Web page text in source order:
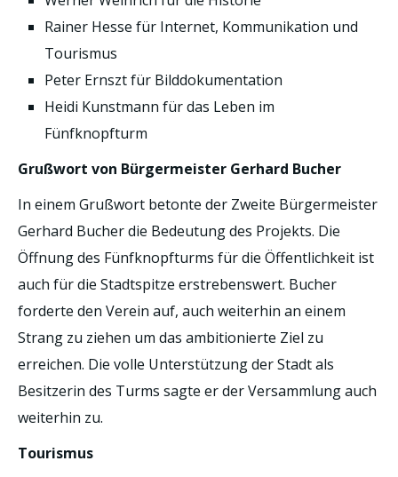
Rainer Hesse für Internet, Kommunikation und
Tourismus
Peter Ernszt für Bilddokumentation
Heidi Kunstmann für das Leben im
Fünfknopfturm
Grußwort von Bürgermeister Gerhard Bucher
In einem Grußwort betonte der Zweite Bürgermeister
Gerhard Bucher die Bedeutung des Projekts. Die
Öffnung des Fünfknopfturms für die Öffentlichkeit ist
auch für die Stadtspitze erstrebenswert. Bucher
forderte den Verein auf, auch weiterhin an einem
Strang zu ziehen um das ambitionierte Ziel zu
erreichen. Die volle Unterstützung der Stadt als
Besitzerin des Turms sagte er der Versammlung auch
weiterhin zu.
Tourismus